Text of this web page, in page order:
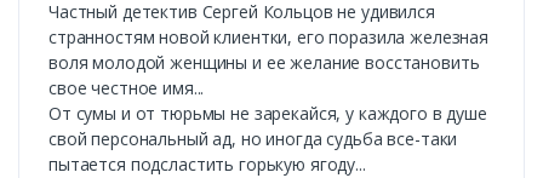
Частный детектив Сергей Кольцов не удивился
странностям новой клиентки, его поразила железная
воля молодой женщины и ее желание восстановить
свое честное имя...
От сумы и от тюрьмы не зарекайся, у каждого в душе
свой персональный ад, но иногда судьба все-таки
пытается подсластить горькую ягоду...